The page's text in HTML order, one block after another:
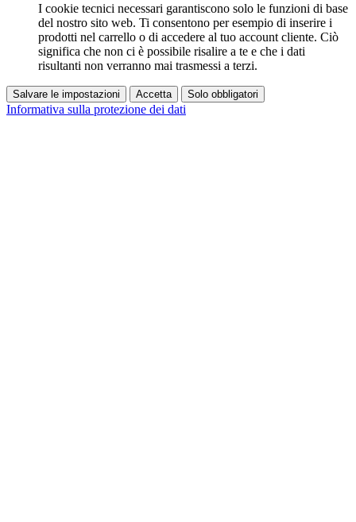
I cookie tecnici necessari garantiscono solo le funzioni di base
del nostro sito web. Ti consentono per esempio di inserire i
prodotti nel carrello o di accedere al tuo account cliente. Ciò
significa che non ci è possibile risalire a te e che i dati
risultanti non verranno mai trasmessi a terzi.
Salvare le impostazioni Accetta Solo obbligatori
Informativa sulla protezione dei dati